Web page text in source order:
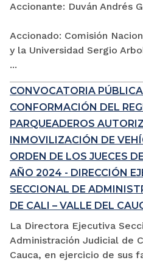
Accionante: Duván Andrés
Accionado: Comisión
y la Universidad Sergio
...
CONVOCATORIA
CONFORMACIÓN DEL
PARQUEADEROS
INMOVILIZACIÓN DE
ORDEN DE LOS JUECES
AÑO 2024 - DIRECCIÓN
SECCIONAL DE
DE CALI – VALLE DEL
La Directora Ejecutiva
Administración Judicial de
Cauca, en ejercicio de sus